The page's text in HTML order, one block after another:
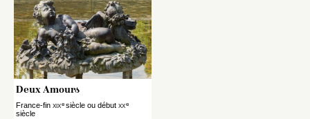
Deux Amours
France-finxixesiècle ou débutxxe
siècle